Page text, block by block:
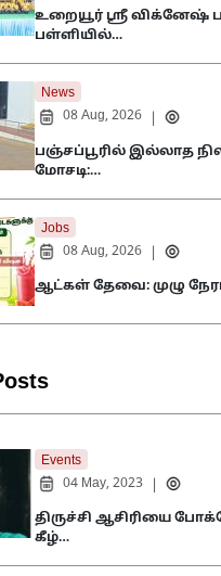
உறையூர் ஸ்ரீ விக்னேஷ்
பள்ளியில்…
News
08 Aug, 2026
பஞ்சப்பூரில் இல்லாத
மோசடி:…
Jobs
08 Aug, 2026
ஆட்கள் தேவை: முழு
Events
04 May, 2023
திருச்சி ஆசிரியை
கீழ்…